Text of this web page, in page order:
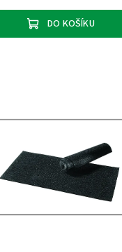
DO KOŠÍKU